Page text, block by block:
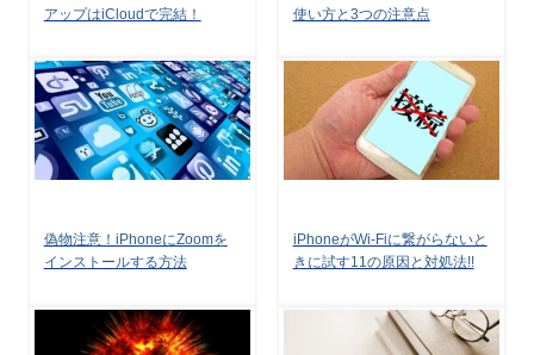
アップはiCloudで完結！
使い方と3つの注意点
偽物注意！iPhoneにZoomを
インストールする方法
iPhoneがWi-Fiに繋がらないと
きに試す11の原因と対処法!!